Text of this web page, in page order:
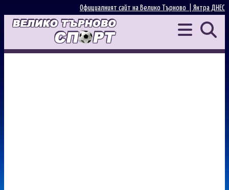
Янтра ДНЕС
Официалният сайт на Велико Търново |